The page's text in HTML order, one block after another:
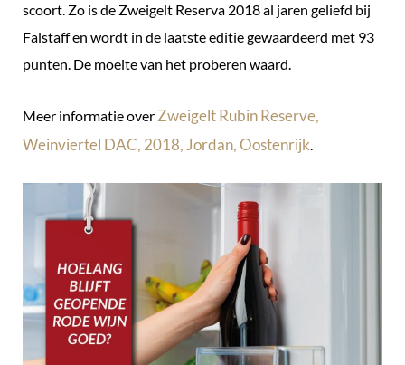
scoort. Zo is de Zweigelt Reserva 2018 al jaren geliefd bij
Falstaff en wordt in de laatste editie gewaardeerd met 93
punten. De moeite van het proberen waard.
Meer informatie over Zweigelt Rubin Reserve,
Weinviertel DAC, 2018, Jordan, Oostenrijk.